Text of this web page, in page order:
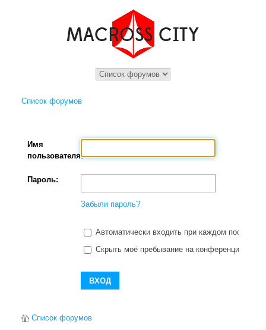
Список форумов
Имя
пользователя:
Пароль:
Забыли пароль?
Автоматически входить при каждом
Скрыть моё пребывание на конференции в
Список форумов